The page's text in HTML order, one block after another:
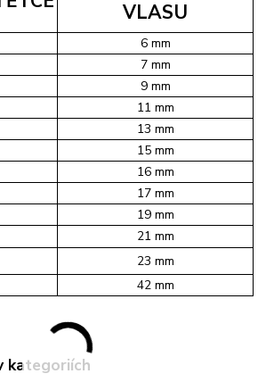
VLASU
6 mm
7 mm
9 mm
11 mm
13 mm
15 mm
16 mm
17 mm
19 mm
21 mm
23 mm
42 mm
kategoriích